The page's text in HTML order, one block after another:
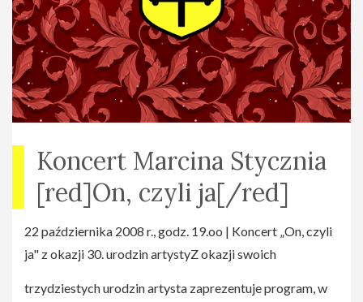
Koncert Marcina Stycznia
[red]On, czyli ja[/red]
22 października 2008 r., godz. 19.oo | Koncert „On, czyli
ja" z okazji 30. urodzin artystyZ okazji swoich
trzydziestych urodzin artysta zaprezentuje program, w